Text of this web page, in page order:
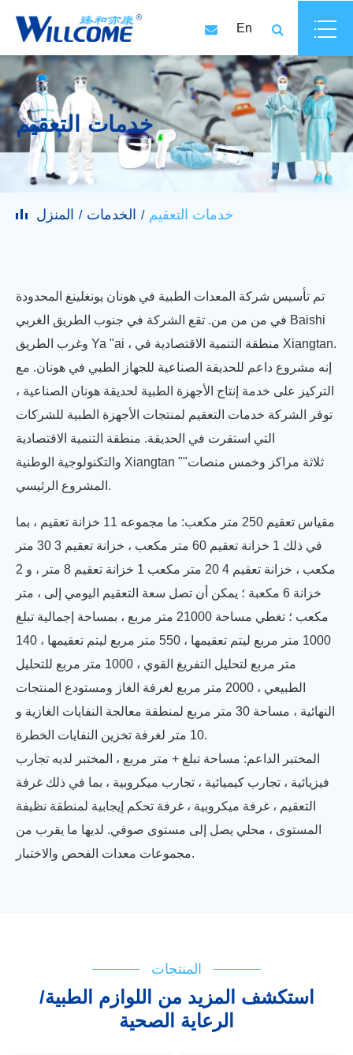
En
خدمات التعقيم
المنزل الخدمات خدمات التعقيم
تم تأسيس شركة المعدات الطبية في هونان يونغلينغ المحدودة
في من من من. تقع الشركة في جنوب الطريق الغربي Baishi
وغرب الطريق Ya "ai ، منطقة التنمية الاقتصادية في Xiangtan.
إنه مشروع داعم للحديقة الصناعية للجهاز الطبي في هونان. مع
التركيز على خدمة إنتاج الأجهزة الطبية لحديقة هونان الصناعية ،
توفر الشركة خدمات التعقيم لمنتجات الأجهزة الطبية للشركات
التي استقرت في الحديقة. منطقة التنمية الاقتصادية
والتكنولوجية الوطنية Xiangtan "ثلاثة مراكز وخمس منصات"
المشروع الرئيسي.
مقياس تعقيم 250 متر مكعب: ما مجموعه 11 خزانة تعقيم ، بما
في ذلك 1 خزانة تعقيم 60 متر مكعب ، خزانة تعقيم 3 30 متر
مكعب ، خزانة تعقيم 4 20 متر مكعب 1 خزانة تعقيم 8 متر ، و 2
خزانة 6 مكعبة ؛ يمكن أن تصل سعة التعقيم اليومي إلى ، متر
مكعب ؛ تغطي مساحة 21000 متر مربع ، بمساحة إجمالية تبلغ
1000 متر مربع ليتم تعقيمها ، 550 متر مربع ليتم تعقيمها ، 140
متر مربع لتحليل التفريغ القوي ، 1000 متر مربع للتحليل
الطبيعي ، 2000 متر مربع لغرفة الغاز ومستودع المنتجات
النهائية ، مساحة 30 متر مربع لمنطقة معالجة النفايات الغازية و
10 متر لغرفة تخزين النفايات الخطرة.
المختبر الداعم: مساحة تبلغ + متر مربع ، المختبر لديه تجارب
فيزيائية ، تجارب كيميائية ، تجارب ميكروبية ، بما في ذلك غرفة
التعقيم ، غرفة ميكروبية ، غرفة تحكم إيجابية لمنطقة نظيفة
المستوى ، محلي يصل إلى مستوى صوفي. لديها ما يقرب من
مجموعات معدات الفحص والاختبار.
المنتجات
استكشف المزيد من اللوازم الطبية/
الرعاية الصحية